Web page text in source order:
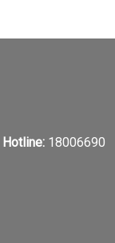
Hotline:18006690